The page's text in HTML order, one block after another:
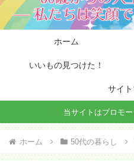
ホーム
いいもの見つけた！
サイ
当サイトはプロモー
ホーム 50代の暮らし